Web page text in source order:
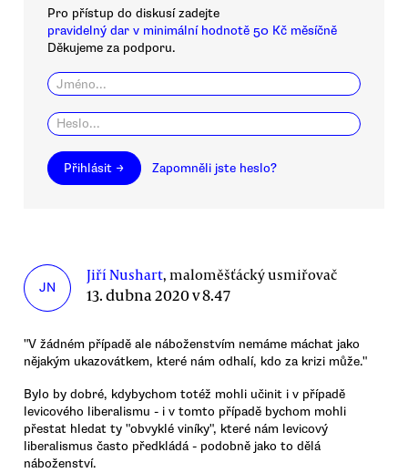
Pro přístup do diskusí zadejte
pravidelný dar v minimální hodnotě 50 Kč měsíčně
Děkujeme za podporu.
Přihlásit → Zapomněli jste heslo?
JN
Jiří Nushart, maloměšťácký usmiřovač
13. dubna 2020 v 8.47
"V žádném případě ale náboženstvím nemáme máchat jako
nějakým ukazovátkem, které nám odhalí, kdo za krizi může."
Bylo by dobré, kdybychom totéž mohli učinit i v případě
levicového liberalismu - i v tomto případě bychom mohli
přestat hledat ty "obvyklé viníky", které nám levicový
liberalismus často předkládá - podobně jako to dělá
náboženství.